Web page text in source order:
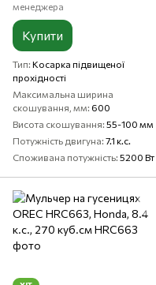
менеджера
Купити
Тип Косарка підвищеної
прохідності
Максимальна ширина
скошування, мм 600
Висота скошування 55-100 мм
Потужність двигуна 7.1 к.с.
Споживана потужність 5200 Вт